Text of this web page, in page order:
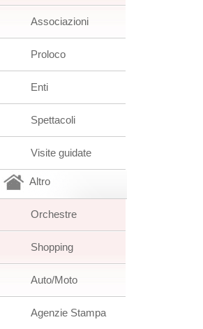
Associazioni
Proloco
Enti
Spettacoli
Visite guidate
Altro
Orchestre
Shopping
Auto/Moto
Agenzie Stampa